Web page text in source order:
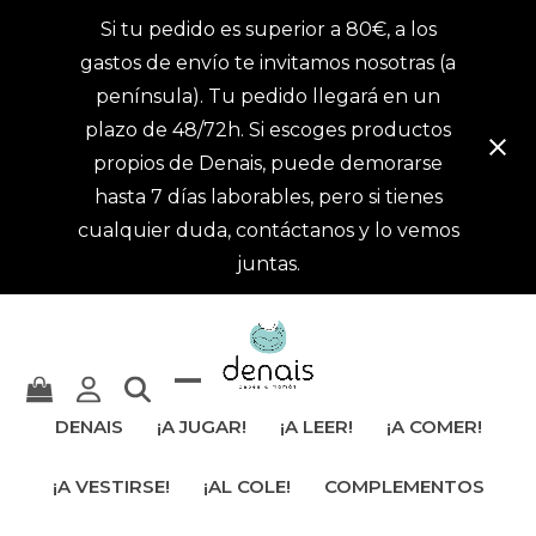
Si tu pedido es superior a 80€, a los
gastos de envío te invitamos nosotras (a
península). Tu pedido llegará en un
plazo de 48/72h. Si escoges productos
propios de Denais, puede demorarse
hasta 7 días laborables, pero si tienes
cualquier duda, contáctanos y lo vemos
juntas.
ocultar
móvil
DENAIS ¡A JUGAR! ¡A LEER! ¡A COMER!
¡A VESTIRSE! ¡AL COLE! COMPLEMENTOS